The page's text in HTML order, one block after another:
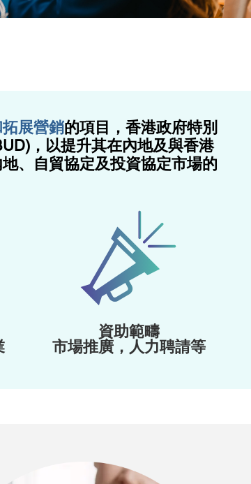
展營銷的項目，香港政府特別
，以提升其在內地及與香港
、自貿協定及投資協定市場的
資助範疇
市場推廣，人力聘請等